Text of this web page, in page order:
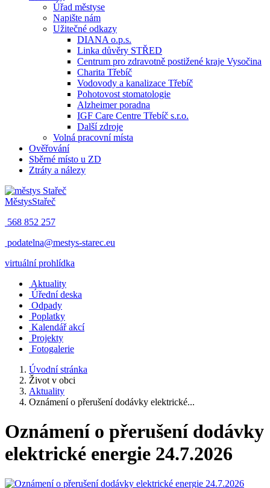
Úřad městyse
Napište nám
Užitečné odkazy
DIANA o.p.s.
Linka důvěry STŘED
Centrum pro zdravotně postižené kraje Vysočina
Charita Třebíč
Vodovody a kanalizace Třebíč
Pohotovost stomatologie
Alzheimer poradna
IGF Care Centre Třebíč s.r.o.
Další zdroje
Volná pracovní místa
Ověřování
Sběrné místo u ZD
Ztráty a nálezy
MěstysStařeč
568 852 257
podatelna@mestys-starec.eu
virtuální prohlídka
Aktuality
Úřední deska
Odpady
Poplatky
Kalendář akcí
Projekty
Fotogalerie
Úvodní stránka
Život v obci
Aktuality
Oznámení o přerušení dodávky elektrické...
Oznámení o přerušení dodávky
elektrické energie 24.7.2026